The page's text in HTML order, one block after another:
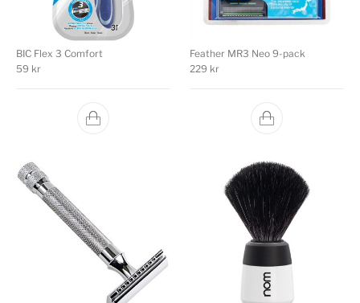
BIC Flex 3 Comfort
59 kr
Feather MR3 Neo 9-pack
229 kr